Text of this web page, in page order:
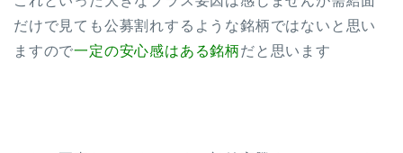
だけで見ても公募割れするような銘柄ではないと思い
ますので一定の安心感はある銘柄だと思います